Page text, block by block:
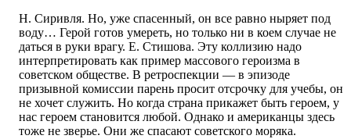
Н. Сиривля. Но, уже спасенный, он все равно ныряет под
воду… Герой готов умереть, но только ни в коем случае не
даться в руки врагу. Е. Стишова. Эту коллизию надо
интерпретировать как пример массового героизма в
советском обществе. В ретроспекции — в эпизоде
призывной комиссии парень просит отсрочку для учебы, он
не хочет служить. Но когда страна прикажет быть героем, у
нас героем становится любой. Однако и американцы здесь
тоже не зверье. Они же спасают советского моряка.